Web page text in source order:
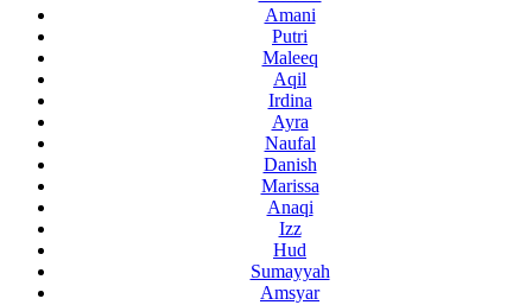
Amani
Putri
Maleeq
Aqil
Irdina
Ayra
Naufal
Danish
Marissa
Anaqi
Izz
Hud
Sumayyah
Amsyar